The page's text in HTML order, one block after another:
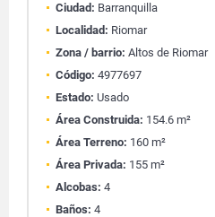
Ciudad: Barranquilla
Localidad: Riomar
Zona / barrio: Altos de Riomar
Código: 4977697
Estado: Usado
Área Construida: 154.6 m²
Área Terreno: 160 m²
Área Privada: 155 m²
Alcobas: 4
Baños: 4